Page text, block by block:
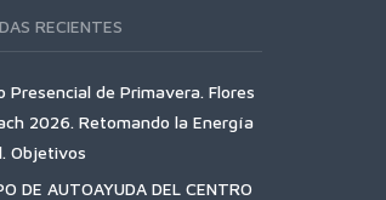
RECIENTES
Presencial de Primavera. Flores
2026. Retomando la Energía
Objetivos
DE AUTOAYUDA DEL CENTRO